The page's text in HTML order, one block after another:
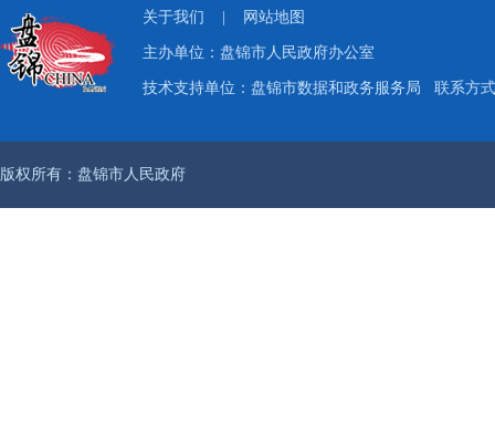
关于我们 网站地图
主办单位：盘锦市人民政府办公室
技术支持单位：盘锦市数据和政务服务局 联系方
版权所有：盘锦市人民政府